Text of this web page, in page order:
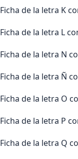
Ficha de la letra K
Ficha de la letra L
Ficha de la letra N
Ficha de la letra Ñ
Ficha de la letra O
Ficha de la letra P
Ficha de la letra Q